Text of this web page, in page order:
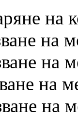
на
на
на
на
на